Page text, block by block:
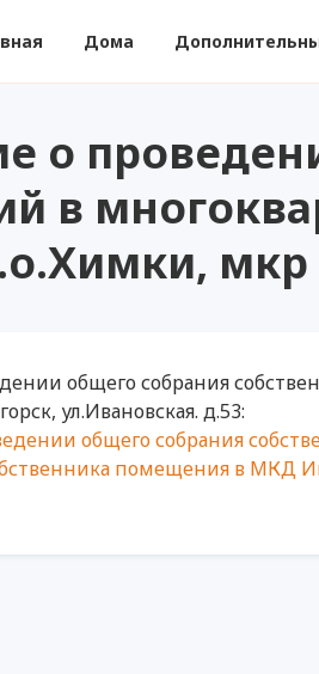
Дома
о
в
общего собрания
ул.Ивановская. д.53:
общего собрания
помещения в МКД